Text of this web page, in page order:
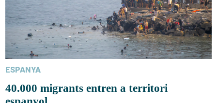
ESPANYA
40.000 migrants entren a territori